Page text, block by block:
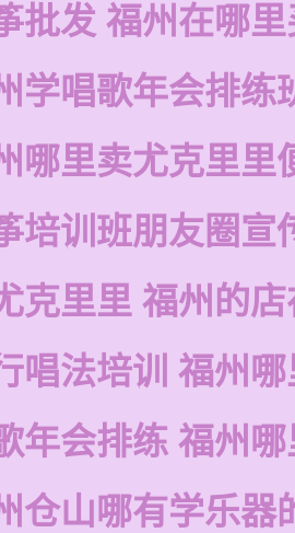
批发 福州在哪
学唱歌年会排练
哪里卖尤克里里
培训班朋友圈宣
克里里 福州的
唱法培训 福州
年会排练 福州
仓山哪有学乐器